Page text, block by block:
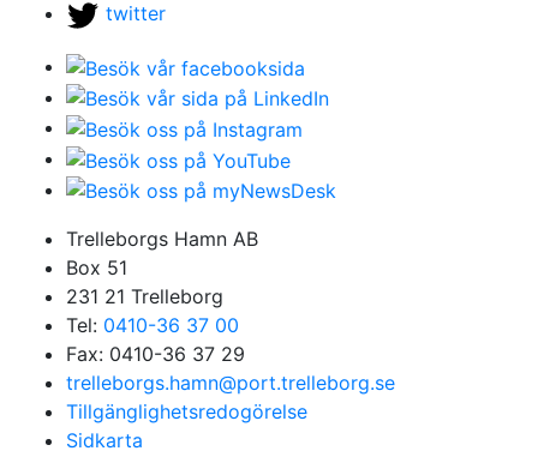
twitter
Trelleborgs Hamn AB
Box 51
231 21 Trelleborg
Tel: 0410-36 37 00
Fax: 0410-36 37 29
trelleborgs.hamn@port.trelleborg.se
Tillgänglighetsredogörelse
Sidkarta